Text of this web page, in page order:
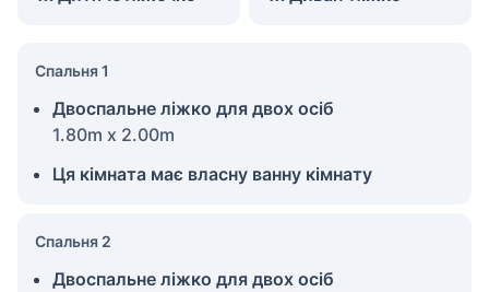
Спальня 1
Двоспальне ліжко для двох осіб
1.80m x 2.00m
Ця кімната має власну ванну кімнату
Спальня 2
Двоспальне ліжко для двох осіб